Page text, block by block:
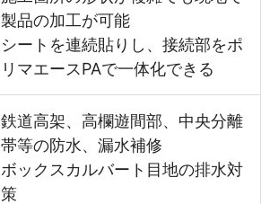
製品の加工が可能
シートを連続貼りし、接続部をポ
リマエースPAで一体化できる
鉄道高架、高欄遊間部、中央分離
帯等の防水、漏水補修
ボックスカルバート目地の排水対
策